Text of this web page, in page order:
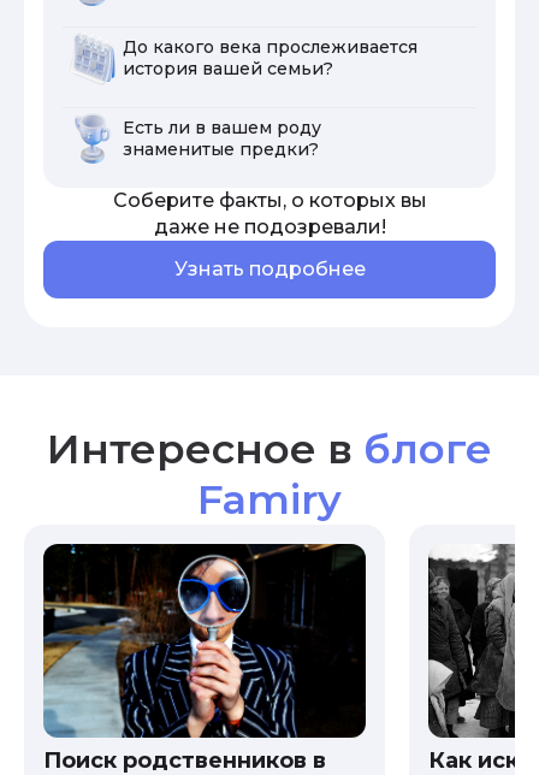
До какого века прослеживается
история вашей семьи?
Есть ли в вашем роду
знаменитые предки?
Соберите факты, о которых вы
даже не подозревали!
Узнать подробнее
Интересное в блоге
Famiry
Поиск родственников в
Как